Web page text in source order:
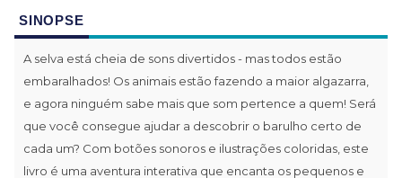
SINOPSE
A selva está cheia de sons divertidos - mas todos estão
embaralhados! Os animais estão fazendo a maior algazarra,
e agora ninguém sabe mais que som pertence a quem! Será
que você consegue ajudar a descobrir o barulho certo de
cada um? Com botões sonoros e ilustrações coloridas, este
livro é uma aventura interativa que encanta os pequenos e